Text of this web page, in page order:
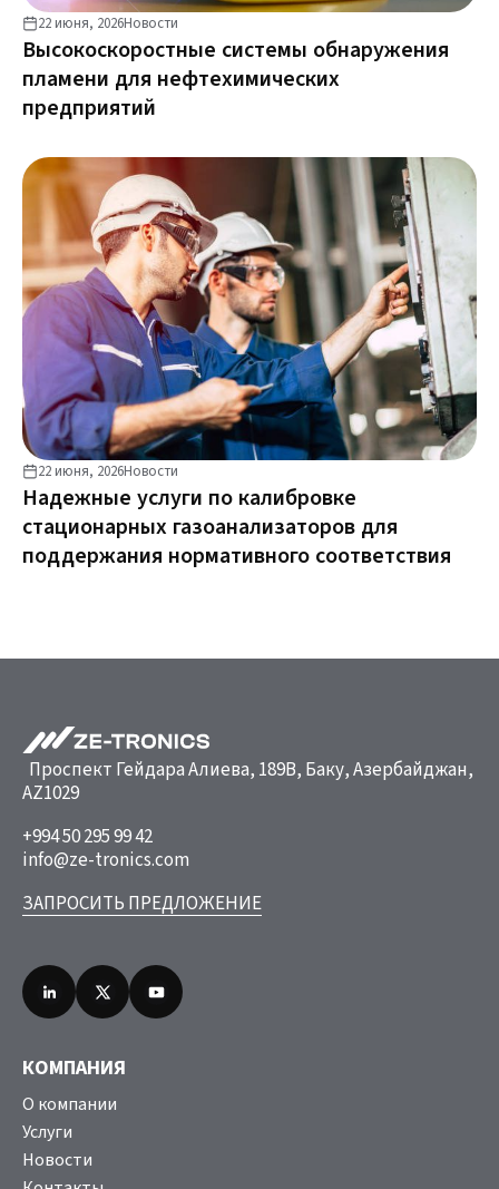
22 июня, 2026Новости
Высокоскоростные системы обнаружения
пламени для нефтехимических
предприятий
22 июня, 2026Новости
Надежные услуги по калибровке
стационарных газоанализаторов для
поддержания нормативного соответствия
Проспект Гейдара Алиева, 189B, Баку, Азербайджан,
AZ1029
+994 50 295 99 42
info@ze-tronics.com
ЗАПРОСИТЬ ПРЕДЛОЖЕНИЕ
КОМПАНИЯ
О компании
Услуги
Новости